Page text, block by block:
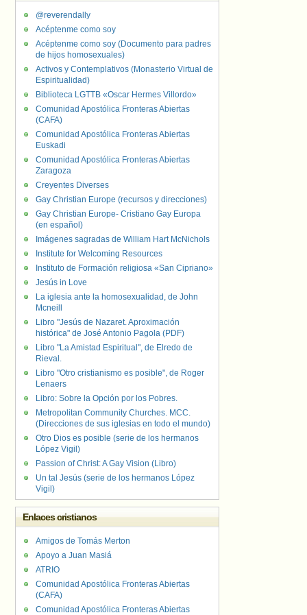
@reverendally
Acéptenme como soy
Acéptenme como soy (Documento para padres
de hijos homosexuales)
Activos y Contemplativos (Monasterio Virtual de
Espiritualidad)
Biblioteca LGTTB «Oscar Hermes Villordo»
Comunidad Apostólica Fronteras Abiertas
(CAFA)
Comunidad Apostólica Fronteras Abiertas
Euskadi
Comunidad Apostólica Fronteras Abiertas
Zaragoza
Creyentes Diverses
Gay Christian Europe (recursos y direcciones)
Gay Christian Europe- Cristiano Gay Europa
(en español)
Imágenes sagradas de William Hart McNichols
Institute for Welcoming Resources
Instituto de Formación religiosa «San Cipriano»
Jesús in Love
La iglesia ante la homosexualidad, de John
Mcneill
Libro "Jesús de Nazaret. Aproximación
histórica" de José Antonio Pagola (PDF)
Libro "La Amistad Espiritual", de Elredo de
Rieval.
Libro "Otro cristianismo es posible", de Roger
Lenaers
Libro: Sobre la Opción por los Pobres.
Metropolitan Community Churches. MCC.
(Direcciones de sus iglesias en todo el mundo)
Otro Dios es posible (serie de los hermanos
López Vigil)
Passion of Christ: A Gay Vision (Libro)
Un tal Jesús (serie de los hermanos López
Vigil)
Enlaces cristianos
Amigos de Tomás Merton
Apoyo a Juan Masiá
ATRIO
Comunidad Apostólica Fronteras Abiertas
(CAFA)
Comunidad Apostólica Fronteras Abiertas